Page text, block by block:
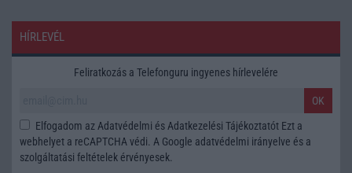
HÍRLEVÉL
Feliratkozás a Telefonguru ingyenes hírlevelére
OK
Elfogadom az Adatvédelmi és Adatkezelési Tájékoztatót Ezt a
webhelyet a reCAPTCHA védi. A Google adatvédelmi irányelve és a
szolgáltatási feltételek érvényesek.